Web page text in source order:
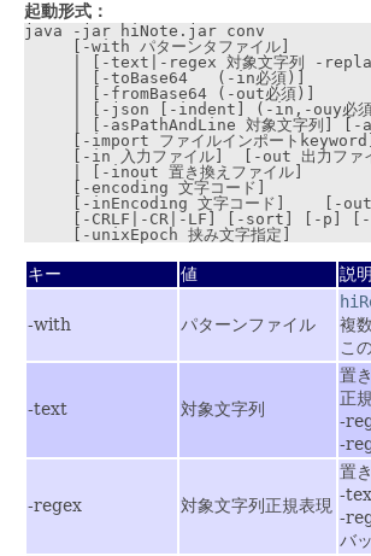
起動形式：
java -jar hiNote.jar conv
     [-with パターンタファイル]
| [-text|-regex 対象文字列 -
     | [-toBase64   (-in必須)]
     | [-fromBase64 (-out必須)]
| [-json [-indent] (-in,-ouy必須
| [-asPathAndLine 対象文字列] [-
     [-import ファイルインポートkeyword]
[-in 入力ファイル]  [-out 出力ファ
     | [-inout 置き換えファイル]
     [-encoding 文字コード]
[-inEncoding 文字コード]    [-
[-CRLF|-CR|-LF] [-sort] [-p] [-
キー 値 説明
-with パターンファイル
複
こ
-text 対象文字列
置
正
-
-
-regex 対象文字列正規表現
置
-
-
バ